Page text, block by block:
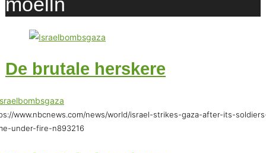
De brutale herskere
www.nbcnews.com/news/world/israel-strikes-gaza-after-its-
under-fire-n893216